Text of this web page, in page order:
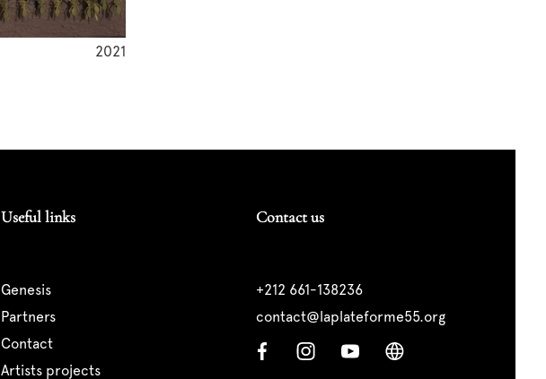
2021
Useful links
genesis
partners
contact
artists projects
Contact us
+212 661-138236
contact@laplateforme55.org